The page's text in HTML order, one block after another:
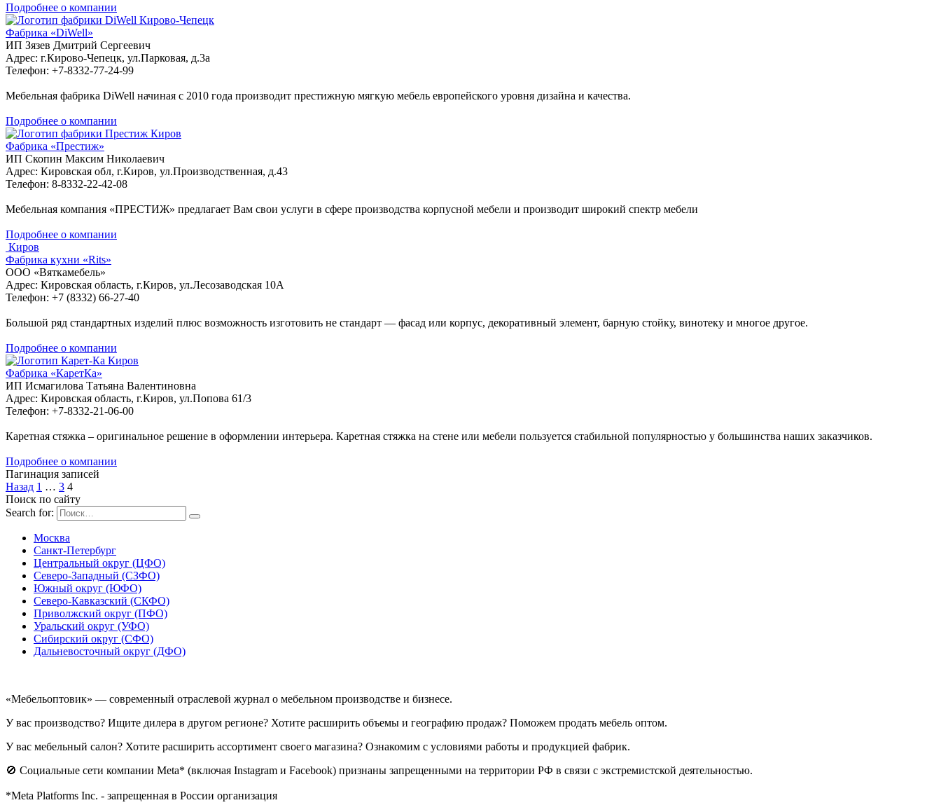
Подробнее о компании
Кирово-Чепецк
Фабрика «DiWell»
ИП Зязев Дмитрий Сергеевич
Адрес: г.Кирово-Чепецк, ул.Парковая, д.3а
Телефон: +7-8332-77-24-99
Мебельная фабрика DiWell начиная с 2010 года производит престижную мягкую мебель европейского уровня дизайна и качества.
Подробнее о компании
Киров
Фабрика «Престиж»
ИП Скопин Максим Николаевич
Адрес: Кировская обл, г.Киров, ул.Производственная, д.43
Телефон: 8-8332-22-42-08
Мебельная компания «ПРЕСТИЖ» предлагает Вам свои услуги в сфере производства корпусной мебели и производит широкий спектр мебели
Подробнее о компании
Киров
Фабрика кухни «Rits»
ООО «Вяткамебель»
Адрес: Кировская область, г.Киров, ул.Лесозаводская 10А
Телефон: +7 (8332) 66-27-40
Большой ряд стандартных изделий плюс возможность изготовить не стандарт — фасад или корпус, декоративный элемент, барную стойку, винотеку и многое другое.
Подробнее о компании
Киров
Фабрика «КаретКа»
ИП Исмагилова Татьяна Валентиновна
Адрес: Кировская область, г.Киров, ул.Попова 61/3
Телефон: +7-8332-21-06-00
Каретная стяжка – оригинальное решение в оформлении интерьера. Каретная стяжка на стене или мебели пользуется стабильной популярностью у большинства наших заказчиков.
Подробнее о компании
Пагинация записей
Назад 1 … 3 4
Поиск по сайту
Search for:
Москва
Санкт-Петербург
Центральный округ (ЦФО)
Северо-Западный (СЗФО)
Южный округ (ЮФО)
Северо-Кавказский (СКФО)
Приволжский округ (ПФО)
Уральский округ (УФО)
Сибирский округ (СФО)
Дальневосточный округ (ДФО)
«Мебельоптовик» — современный отраслевой журнал о мебельном производстве и бизнесе.
У вас производство? Ищите дилера в другом регионе? Хотите расширить объемы и географию продаж? Поможем продать мебель оптом.
У вас мебельный салон? Хотите расширить ассортимент своего магазина? Ознакомим с условиями работы и продукцией фабрик.
🚫 Социальные сети компании Meta* (включая Instagram и Facebook) признаны запрещенными на территории РФ в связи с экстремистской деятельностью.
*Meta Platforms Inc. - запрещенная в России организация